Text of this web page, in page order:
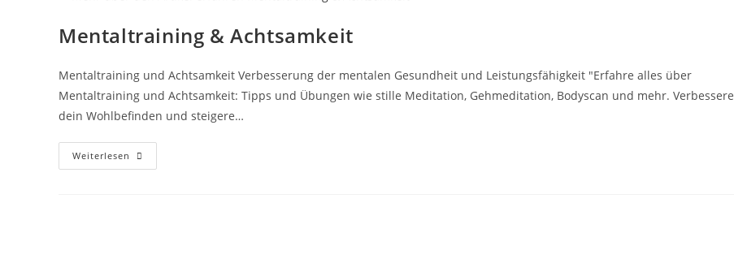
Mentaltraining & Achtsamkeit
Mentaltraining und Achtsamkeit Verbesserung der mentalen Gesundheit und Leistungsfähigkeit "Erfahre alles über
Mentaltraining und Achtsamkeit: Tipps und Übungen wie stille Meditation, Gehmeditation, Bodyscan und mehr. Verbessere
dein Wohlbefinden und steigere…
Weiterlesen Mentaltraining
&